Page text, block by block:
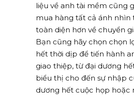
liệu về anh tài mềm cũng
mua hàng tất cả ánh nhìn
toàn diện hơn về chuyển
Bạn cũng hãy chọn chọn
hết thời dịp để tiến hành
giao thiệp, từ đại dương
biểu thị cho đến sự nhập
dương hết cuộc họp hoặc